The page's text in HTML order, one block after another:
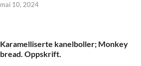
mai 10, 2024
Karamelliserte kanelboller; Monkey
bread. Oppskrift.